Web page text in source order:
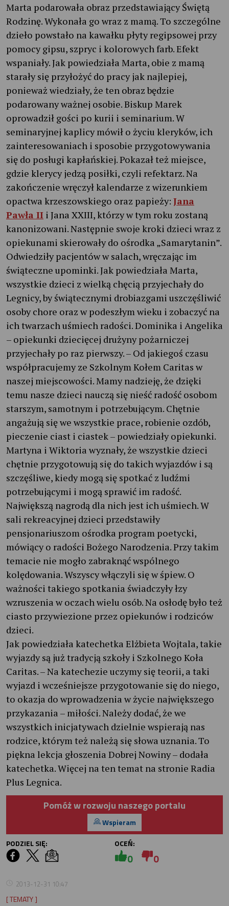
Marta podarowała obraz przedstawiający Świętą
Rodzinę. Wykonała go wraz z mamą. To szczególne
dzieło powstało na kawałku płyty regipsowej przy
pomocy gipsu, szpryc i kolorowych farb. Efekt
wspaniały. Jak powiedziała Marta, obie z mamą
starały się przyłożyć do pracy jak najlepiej,
ponieważ wiedziały, że ten obraz będzie
podarowany ważnej osobie. Biskup Marek
oprowadził gości po kurii i seminarium. W
seminaryjnej kaplicy mówił o życiu kleryków, ich
zainteresowaniach i sposobie przygotowywania
się do posługi kapłańskiej. Pokazał też miejsce,
gdzie klerycy jedzą posiłki, czyli refektarz. Na
zakończenie wręczył kalendarze z wizerunkiem
opactwa krzeszowskiego oraz papieży: Jana
Pawła II i Jana XXIII, którzy w tym roku zostaną
kanonizowani. Następnie swoje kroki dzieci wraz z
opiekunami skierowały do ośrodka „Samarytanin”.
Odwiedziły pacjentów w salach, wręczając im
świąteczne upominki. Jak powiedziała Marta,
wszystkie dzieci z wielką chęcią przyjechały do
Legnicy, by świątecznymi drobiazgami uszczęśliwić
osoby chore oraz w podeszłym wieku i zobaczyć na
ich twarzach uśmiech radości. Dominika i Angelika
– opiekunki dziecięcej drużyny pożarniczej
przyjechały po raz pierwszy. – Od jakiegoś czasu
współpracujemy ze Szkolnym Kołem Caritas w
naszej miejscowości. Mamy nadzieję, że dzięki
temu nasze dzieci nauczą się nieść radość osobom
starszym, samotnym i potrzebującym. Chętnie
angażują się we wszystkie prace, robienie ozdób,
pieczenie ciast i ciastek – powiedziały opiekunki.
Martyna i Wiktoria wyznały, że wszystkie dzieci
chętnie przygotowują się do takich wyjazdów i są
szczęśliwe, kiedy mogą się spotkać z ludźmi
potrzebującymi i mogą sprawić im radość.
Największą nagrodą dla nich jest ich uśmiech. W
sali rekreacyjnej dzieci przedstawiły
pensjonariuszom ośrodka program poetycki,
mówiący o radości Bożego Narodzenia. Przy takim
temacie nie mogło zabraknąć wspólnego
kolędowania. Wszyscy włączyli się w śpiew. O
ważności takiego spotkania świadczyły łzy
wzruszenia w oczach wielu osób. Na osłodę było też
ciasto przywiezione przez opiekunów i rodziców
dzieci.
Jak powiedziała katechetka Elżbieta Wojtala, takie
wyjazdy są już tradycją szkoły i Szkolnego Koła
Caritas. – Na katechezie uczymy się teorii, a taki
wyjazd i wcześniejsze przygotowanie się do niego,
to okazja do wprowadzenia w życie największego
przykazania – miłości. Należy dodać, że we
wszystkich inicjatywach dzielnie wspierają nas
rodzice, którym też należą się słowa uznania. To
piękna lekcja głoszenia Dobrej Nowiny – dodała
katechetka. Więcej na ten temat na stronie Radia
Plus Legnica.
Pomóż w rozwoju naszego portalu
Wspieram
PODZIEL SIĘ:
OCEŃ:
0 0
2013-12-31 10:47
[ TEMATY ]